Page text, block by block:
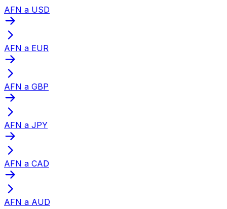
AFN a USD
AFN a EUR
AFN a GBP
AFN a JPY
AFN a CAD
AFN a AUD